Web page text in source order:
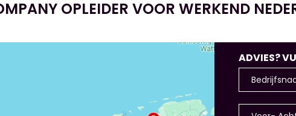
OPLEIDER VOOR WERKEND
ADVIES?